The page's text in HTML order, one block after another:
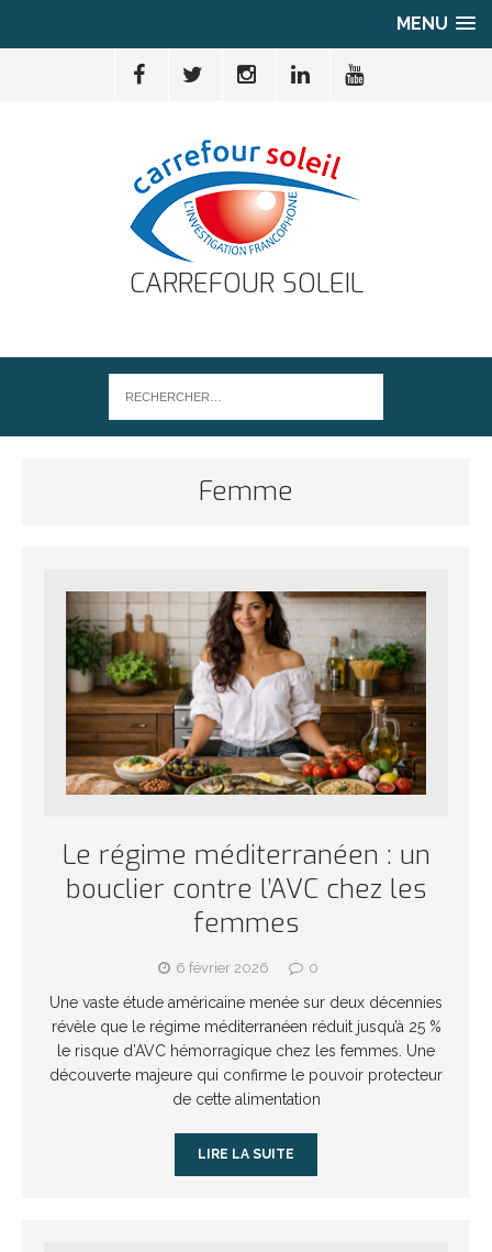
MENU
CARREFOUR SOLEIL
Femme
Le régime méditerranéen : un
bouclier contre l’AVC chez les
femmes
6 février 2026 0
Une vaste étude américaine menée sur deux décennies
révèle que le régime méditerranéen réduit jusqu’à 25 %
le risque d’AVC hémorragique chez les femmes. Une
découverte majeure qui confirme le pouvoir protecteur
de cette alimentation
LIRE LA SUITE